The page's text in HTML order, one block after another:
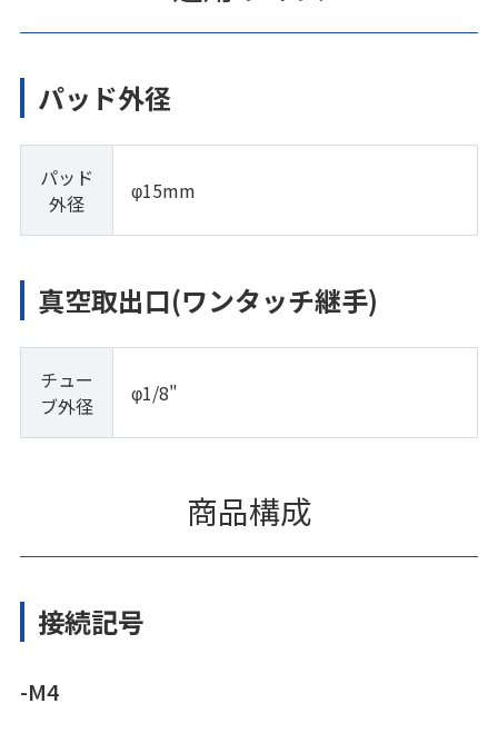
パッド外径
パッド
外径
φ15mm
真空取出口(ワンタッチ継手)
チュー
ブ外径
φ1/8"
商品構成
接続記号
-M4